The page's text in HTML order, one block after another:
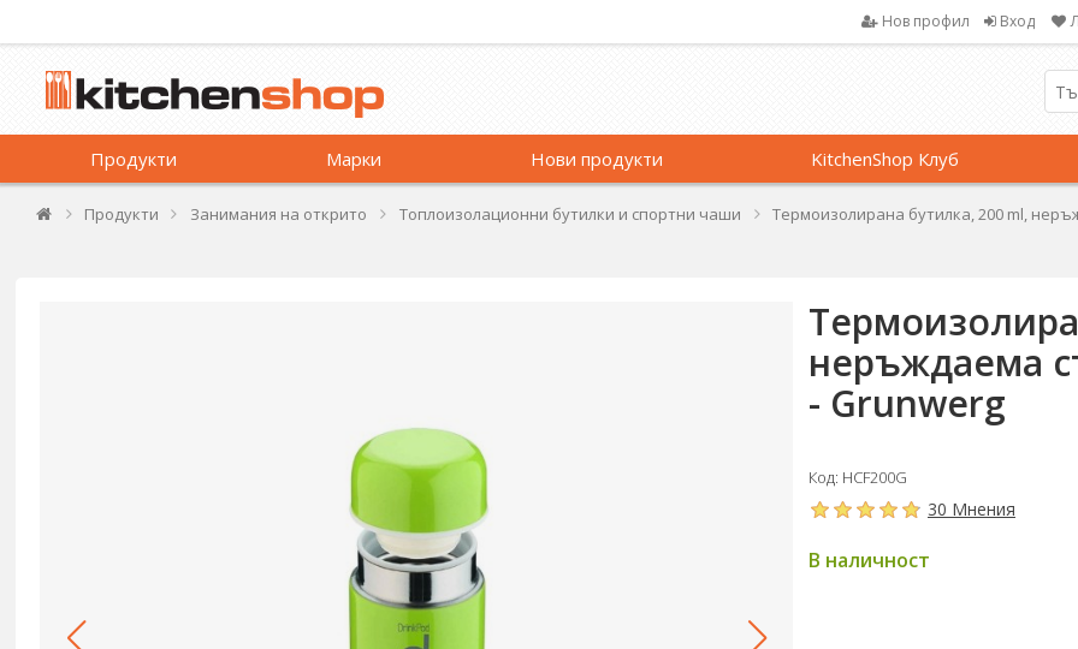
Нов профил Вход
Продукти Марки Нови продукти KitchenShop Клуб
Продукти Занимания на открито Топлоизолационни бутилки и спортни чаши Термоизолирана бутилка, 200 ml,
неръждаема
- Grunwerg
Код: HCF200G
30 Мнения
В наличност